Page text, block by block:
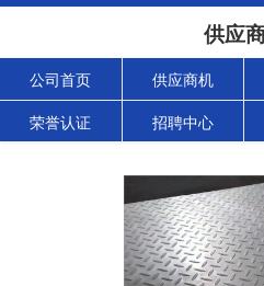
供应
公司首页 供应商机
荣誉认证 招聘中心